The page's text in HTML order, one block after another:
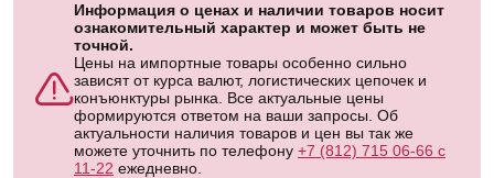
Информация о ценах и наличии товаров носит
ознакомительный характер и может быть не
точной.
Цены на импортные товары особенно сильно
зависят от курса валют, логистических цепочек и
конъюнктуры рынка. Все актуальные цены
формируются ответом на ваши запросы. Об
актуальности наличия товаров и цен вы так же
можете уточнить по телефону +7 (812) 715 06-66 с
11-22 ежедневно.